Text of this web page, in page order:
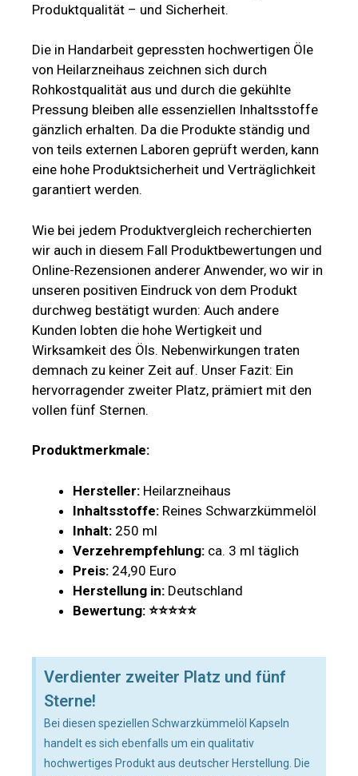
Produktqualität – und Sicherheit.
Die in Handarbeit gepressten hochwertigen Öle
von Heilarzneihaus zeichnen sich durch
Rohkostqualität aus und durch die gekühlte
Pressung bleiben alle essenziellen Inhaltsstoffe
gänzlich erhalten. Da die Produkte ständig und
von teils externen Laboren geprüft werden, kann
eine hohe Produktsicherheit und Verträglichkeit
garantiert werden.
Wie bei jedem Produktvergleich recherchierten
wir auch in diesem Fall Produktbewertungen und
Online-Rezensionen anderer Anwender, wo wir in
unseren positiven Eindruck von dem Produkt
durchweg bestätigt wurden: Auch andere
Kunden lobten die hohe Wertigkeit und
Wirksamkeit des Öls. Nebenwirkungen traten
demnach zu keiner Zeit auf. Unser Fazit: Ein
hervorragender zweiter Platz, prämiert mit den
vollen fünf Sternen.
Produktmerkmale:
Hersteller: Heilarzneihaus
Inhaltsstoffe: Reines Schwarzkümmelöl
Inhalt: 250 ml
Verzehrempfehlung: ca. 3 ml täglich
Preis: 24,90 Euro
Herstellung in: Deutschland
Bewertung: ⭐⭐⭐⭐⭐
Verdienter zweiter Platz und fünf
Sterne!
Bei diesen speziellen Schwarzkümmelöl Kapseln
handelt es sich ebenfalls um ein qualitativ
hochwertiges Produkt aus deutscher Herstellung. Die